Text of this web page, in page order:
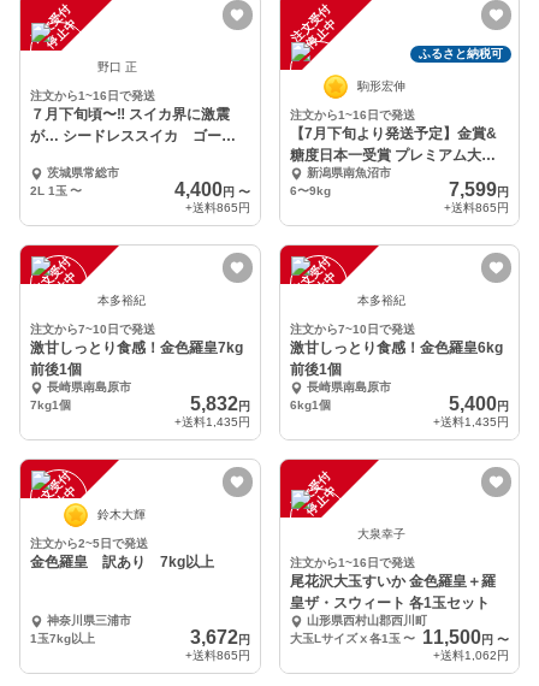
注
文
受
付
停
止
中
野口 正
注文から1~16日で発送
７月下旬頃〜‼️ スイカ界に激震
が… シードレススイカ ゴール
茨城県常総市
2L 1玉 〜 4,400円 〜
+送料865円
注
文
受
付
停
止
中
ふるさと納税可
駒形宏伸
注文から1~16日で発送
【7月下旬より発送予定】金賞&
糖度日本一受賞 プレミアム大玉
八色産【金色羅皇】
新潟県南魚沼市
6〜9kg
7,599円
+送料865円
注
文
受
付
停
止
中 本多裕紀
注文から7~10日で発送
激甘しっとり食感！金色羅皇7kg
前後1個
長崎県南島原市
7kg1個
5,832円
+送料1,435円
注
文
受
付
停
止
中 本多裕紀
注文から7~10日で発送
激甘しっとり食感！金色羅皇6kg
前後1個
長崎県南島原市
6kg1個
5,400円
+送料1,435円
注
文
受
付
停
止
中 鈴木大輝
注文から2~5日で発送
金色羅皇 訳あり 7kg以上
神奈川県三浦市
1玉7kg以上
3,672円
+送料865円
注
文
受
付
停
止
中
大泉幸子
注文から1~16日で発送
尾花沢大玉すいか 金色羅皇＋羅
皇ザ・スウィート 各1玉セット
山形県西村山郡西川町
大玉Lサイズⅹ各1玉 〜 11,500円 〜
+送料1,062円